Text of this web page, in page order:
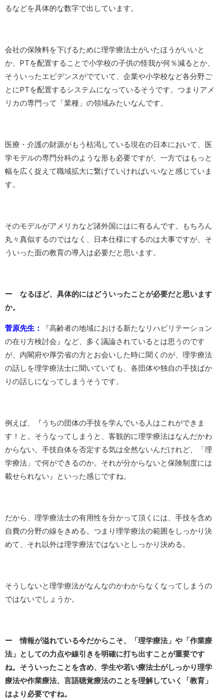
るなどを具体的な数字で出しています。
会社の保険料を下げるために理学療法士がいたほうがいいと
か、PTを配置することで小学校の子供の怪我が何％減るとか、
そういったエビデンスがでていて、企業や小学校など各分野ご
とにPTを配置するシステムになっているそうです。つまりアメ
リカの専門って「業種」の領域みたいなんです。
医療・介護の財源がもう枯渇している現在の日本において、医
学モデルの専門分科のような形も必要ですが、一方ではもっと
幅を広く捉えて職域拡大に繋げていければいいなと感じていま
す。
そのモデルがアメリカなど諸外国にはに有るんです。もちろん
丸々真似するのではなく、日本仕様にするのは大事ですが、そ
ういった面の教育の導入は必要だと思います。
ー なるほど、具体的にはどういったことが必要だと思います
か。
菅原先生：
『高齢者の地域における新たなリハビリテーション
の在り方検討会』など、多く議論されているとは思うのです
が、内閣府や厚労省の方とお会いした時に聞くのが、理学療法
の話しを理学療法士に聞いていても、各団体や独自の手技ばか
りの話しになってしまうそうです。
例えば、『うちの団体の手技を学んでいる人はこれができま
す！と。そうなってしまうと、客観的に理学療法はなんだかわ
からない。手技自体を否定する気は全然ないんだけれど、「理
学療法」で何ができるのか。それが分からないと保険制度には
載せられない』といった感じですね。
だから、理学療法士の有用性を分かって頂くには、手技を含め
自費の分野の線をきめる。つまり理学療法の範囲をしっかり決
めて、それ以外は理学療法ではないとしっかり決める。
そうしないと理学療法がなんなのかわからなくなってしまうの
ではないでしょうか。
ー 情報が溢れている今だからこそ、「理学療法」や「作業療
法」としての力点や線引きを明確に打ち出すことが重要です
ね。そういったことを含め、学生や若い療法士がしっかり理学
療法や作業療法、言語聴覚療法のことを理解していく「教育」
はより必要ですね。